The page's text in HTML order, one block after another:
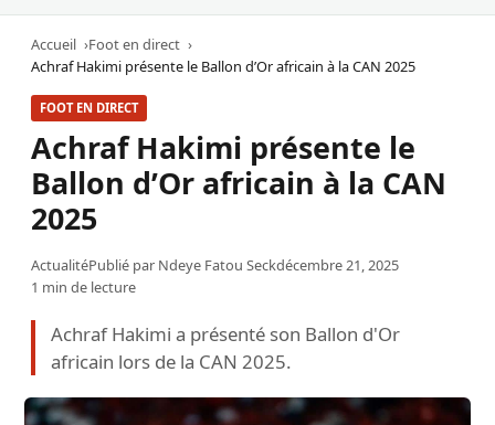
Accueil
Foot en direct
Achraf Hakimi présente le Ballon d’Or africain à la CAN 2025
FOOT EN DIRECT
Achraf Hakimi présente le
Ballon d’Or africain à la CAN
2025
ActualitéPublié par Ndeye Fatou Seckdécembre 21, 2025
1 min de lecture
Achraf Hakimi a présenté son Ballon d'Or
africain lors de la CAN 2025.